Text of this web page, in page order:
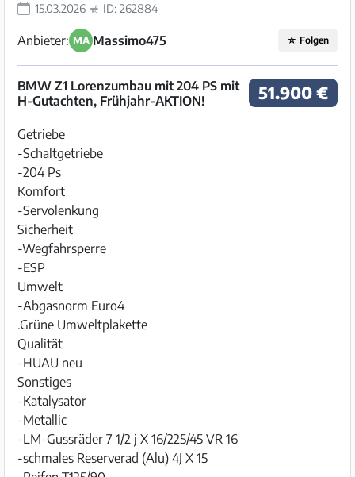
15.03.2026 ID: 262884
Anbieter: MA Massimo475 ☆ Folgen
51.900 €
BMW Z1 Lorenzumbau mit 204 PS mit
H-Gutachten, Frühjahr-AKTION!
Getriebe
-Schaltgetriebe
-204 Ps
Komfort
-Servolenkung
Sicherheit
-Wegfahrsperre
-ESP
Umwelt
-Abgasnorm Euro4
.Grüne Umweltplakette
Qualität
-HUAU neu
Sonstiges
-Katalysator
-Metallic
-LM-Gussräder 7 1/2 j X 16/225/45 VR 16
-schmales Reserverad (Alu) 4J X 15